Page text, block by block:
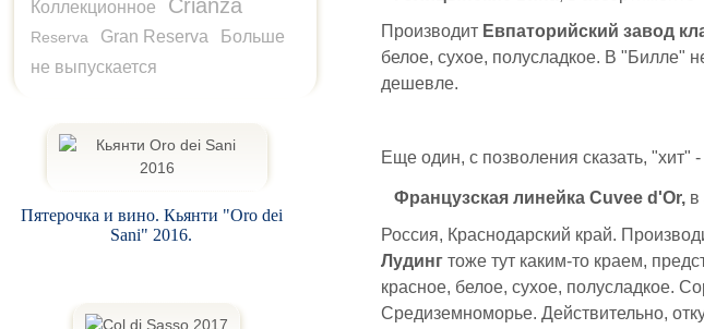
Производит Евпаторийский завод
белое, сухое, полусладкое. В "Билле"
дешевле.
Еще один, с позволения сказать, "хит" -
Французская линейка Cuvee d'Or,в
Россия, Краснодарский край.
Лудингтоже тут каким-то краем,
красное, белое, сухое, полусладкое.
Средиземноморье. Действительно,
Коллекционное Crianza
Reserva Gran Reserva
Больше
не выпускается
Пятерочка и вино. Кьянти "Oro dei
Sani" 2016.